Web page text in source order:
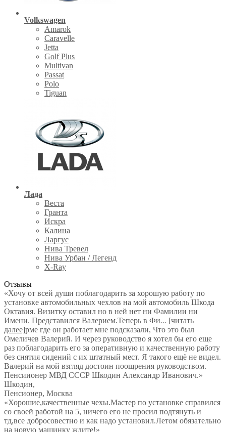
Volkswagen
Amarok
Caravelle
Jetta
Golf Plus
Multivan
Passat
Polo
Tiguan
Лада
Веста
Гранта
Искра
Калина
Ларгус
Нива Тревел
Нива Урбан / Легенд
X-Ray
Отзывы
«Хочу от всей души поблагодарить за хорошую работу по
установке автомобильных чехлов на мой автомобиль Шкода
Октавия. Визитку оставил но в ней нет ни Фамилии ни
Имени. Представился Валерием.Теперь в Фи... [читать
далее]рме где он работает мне подсказали, Что это был
Омеличев Валерий. И через руководство я хотел бы его еще
раз поблагодарить его за оперативную и качественную работу
без снятия сидений с их штатный мест. Я такого ещё не видел.
Валерий на мой взгляд достоин поощрения руководством.
Пенсиионер МВД СССР Шкодин Александр Иванович.»
Шкодин,
Пенсионер, Москва
«Хорошие,качественные чехы.Мастер по установке справился
со своей работой на 5, ничего его не просил подтянуть и
тд,все добросовестно и как надо установил.Летом обязательно
на новую машинку ждите!»